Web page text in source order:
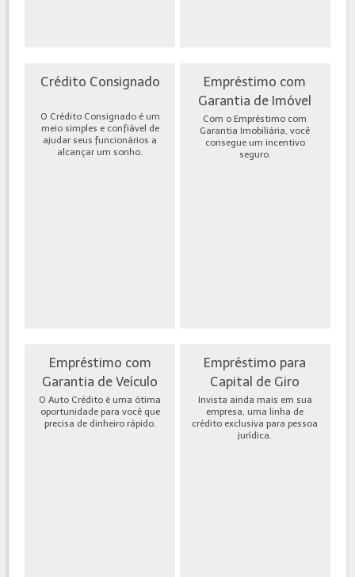
Crédito Consignado
O Crédito Consignado é um
meio simples e confiável de
ajudar seus funcionários a
alcançar um sonho.
Empréstimo com
Garantia de Imóvel
Com o Empréstimo com
Garantia Imobiliária, você
consegue um incentivo
seguro.
Empréstimo com
Garantia de Veículo
O Auto Crédito é uma ótima
oportunidade para você que
precisa de dinheiro rápido.
Empréstimo para
Capital de Giro
Invista ainda mais em sua
empresa, uma linha de
crédito exclusiva para pessoa
jurídica.